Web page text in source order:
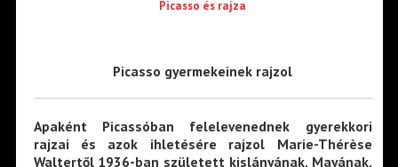
Picasso és rajza
Picasso gyermekeinek rajzol
Apaként Picassóban felelevenednek gyerekkori
rajzai és azok ihletésére rajzol Marie-Thérèse
Waltertől 1936-ban született kislányának, Mayának,